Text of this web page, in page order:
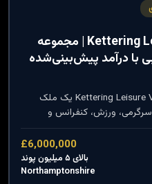
فرصت خرید Kettering Leisure Village | مجموعه
کنفرانسی ۹.۴ جریبی با درآمد پیش‌بینی‌شده
مجموعه تفریحی و کنفرانسی Kettering Leisure Village یک ملک
ورزش، کنفرانس و
فعالیت‌های خانوادگی است. این مجموعه با ۹.۴ جریب زمین، سالن
بازی کودکان و پارکینگ بسیار
است.
£6,000,000
بالای ۵ میلیون پوند
Northamptonshire